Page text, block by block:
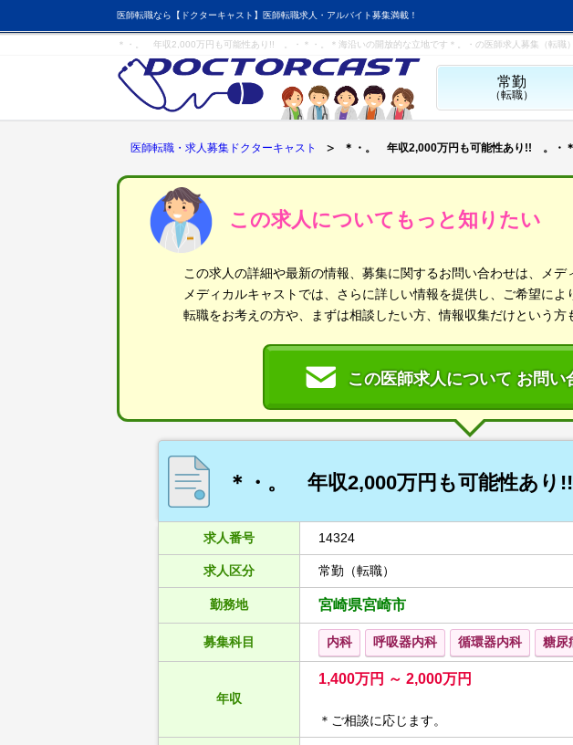
医師転職なら【ドクターキャスト】医師転職求人・アルバイト募集満載！
＊・。 年収2,000万円も可能性あり!! 。・＊・。＊海沿いの開放的な立地です＊。・の医師求人募集（転職）
常勤
（転職）
医師転職・求人募集ドクターキャスト ＊・。 年収2,000万円も可能性あり!! 。・
この求人についてもっと知りたい
この求人の詳細や最新の情報、募集に関するお問い合わせは、メデ
メディカルキャストでは、さらに詳しい情報を提供し、ご希望によ
転職をお考えの方や、まずは相談したい方、情報収集だけという方
この医師求人について お問い
＊・。 年収2,000万円も可能性あり
求人番号 14324
求人区分 常勤（転職）
勤務地 宮崎県宮崎市
募集科目 内科 呼吸器内科 循環器内科 糖尿
年収
1,400万円 ～ 2,000万円
＊ご相談に応じます。